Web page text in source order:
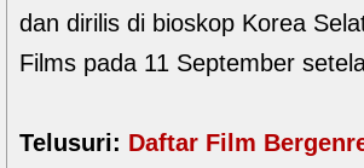
dan dirilis di bioskop Korea
Films pada 11 September
Telusuri: Daftar Film